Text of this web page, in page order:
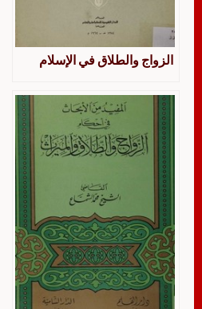
الزواج والطلاق في الإسلام